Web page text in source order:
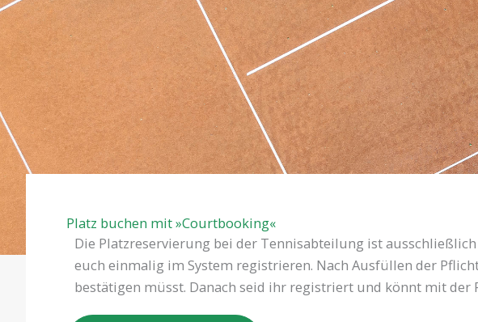
Platz buchen mit »Courtbooking«
Die Platzreservierung bei der Tennisabteilung ist
euch einmalig im System registrieren. Nach Ausfüllen der
bestätigen müsst. Danach seid ihr registriert und könnt mit der